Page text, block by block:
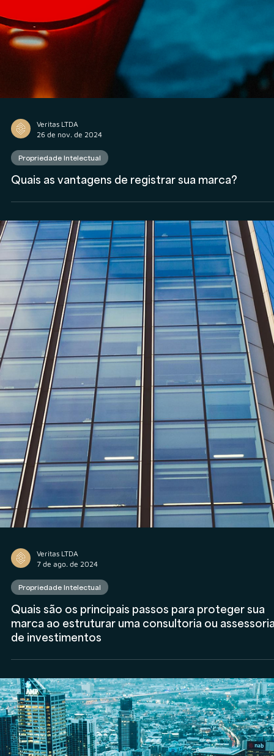
Veritas LTDA
27 de nov. de 2024
Propriedade Intelectual
Ainda não registrou sua marca? Saiba como é o
processo pelo INPI